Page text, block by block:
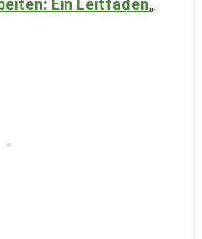
Ein Leitfaden„.